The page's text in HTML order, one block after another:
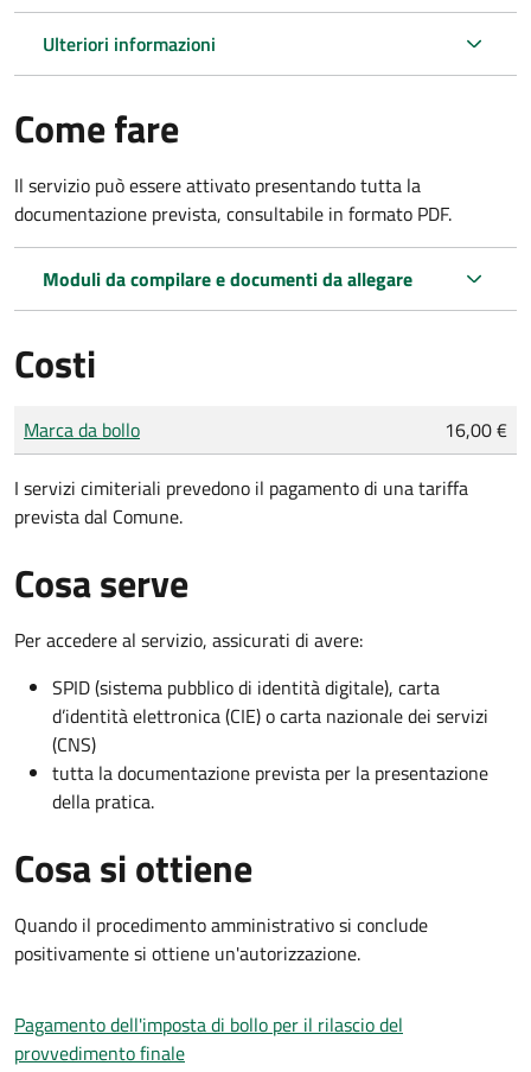
Ulteriori informazioni
Come fare
Il servizio può essere attivato presentando tutta la
documentazione prevista, consultabile in formato PDF.
Moduli da compilare e documenti da allegare
Costi
Tipo di pagamento
Importo
Marca da bollo 16,00 €
I servizi cimiteriali prevedono il pagamento di una tariffa
prevista dal Comune.
Cosa serve
Per accedere al servizio, assicurati di avere:
SPID (sistema pubblico di identità digitale), carta
d’identità elettronica (CIE) o carta nazionale dei servizi
(CNS)
tutta la documentazione prevista per la presentazione
della pratica.
Cosa si ottiene
Quando il procedimento amministrativo si conclude
positivamente si ottiene un'autorizzazione.
Pagamento dell'imposta di bollo per il rilascio del
provvedimento finale